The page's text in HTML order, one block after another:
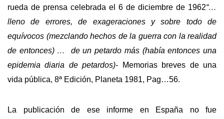
rueda de prensa celebrada el 6 de diciembre de 1962“…
lleno de errores, de exageraciones y sobre todo de
equívocos (mezclando hechos de la guerra con la realidad
de entonces) … de un petardo más (había entonces una
epidemia diaria de petardos)-
Memorias breves de una
vida pública, 8ª Edición, Planeta 1981, Pag…56.
La publicación de ese informe en España no fue